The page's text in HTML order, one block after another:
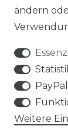
ändern
PayPal
Weitere